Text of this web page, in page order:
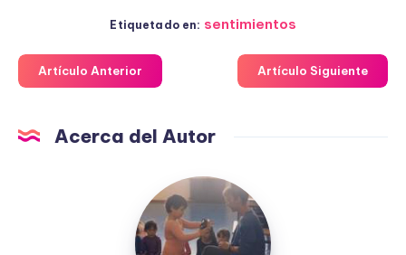
Etiquetado en: sentimientos
Artículo Anterior Artículo Siguiente
Acerca del Autor
Fuensanta
López
Moreno